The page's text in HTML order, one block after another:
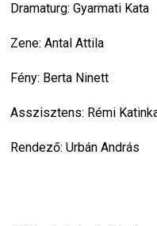
Dramaturg: Gyarmati Kata
Zene: Antal Attila
Fény: Berta Ninett
Asszisztens: Rémi
Rendező: Urbán András